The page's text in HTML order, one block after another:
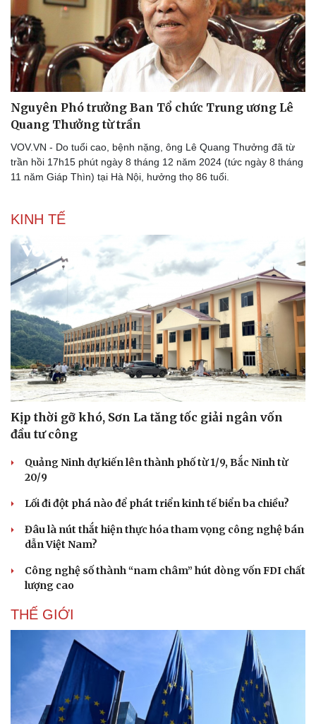
Kinh tế
Bất động sản
Khởi nghiệp
Thị trường
Giá vàng
Chứng khoán
Nguyên Phó trưởng Ban Tổ chức Trung ương Lê
Quang Thưởng từ trần
VOV.VN - Do tuổi cao, bệnh nặng, ông Lê Quang Thưởng đã từ
trần hồi 17h15 phút ngày 8 tháng 12 năm 2024 (tức ngày 8 tháng
11 năm Giáp Thìn) tại Hà Nội, hưởng thọ 86 tuổi.
KINH TẾ
Kịp thời gỡ khó, Sơn La tăng tốc giải ngân vốn
đầu tư công
Quảng Ninh dự kiến lên thành phố từ 1/9, Bắc Ninh từ
20/9
Lối đi đột phá nào để phát triển kinh tế biển ba chiều?
Đâu là nút thắt hiện thực hóa tham vọng công nghệ bán
dẫn Việt Nam?
Công nghệ số thành “nam châm” hút dòng vốn FDI chất
lượng cao
THẾ GIỚI